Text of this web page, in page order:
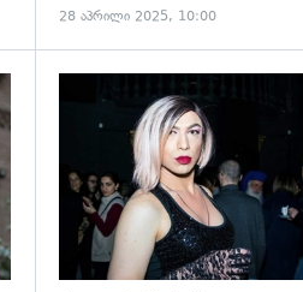
28 აპრილი 2025, 10:00
გადახედვა